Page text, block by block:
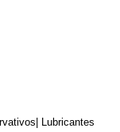
Lubricantes